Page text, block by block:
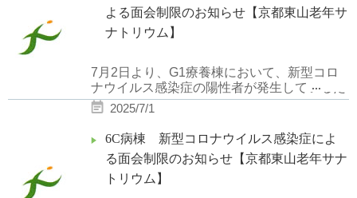
よる面会制限のお知らせ【京都東山老年サ
ナトリウム】
7月2日より、G1療養棟において、新型コロ
ナウイルス感染症の陽性者が発生しているた
め、面会を一時的に中止させていただきま
す。
制限解除につきましては、随時ホームページ
にてお知らせいたします。
...
2025/7/1
6C病棟 新型コロナウイルス感染症によ
る面会制限のお知らせ【京都東山老年サナ
トリウム】